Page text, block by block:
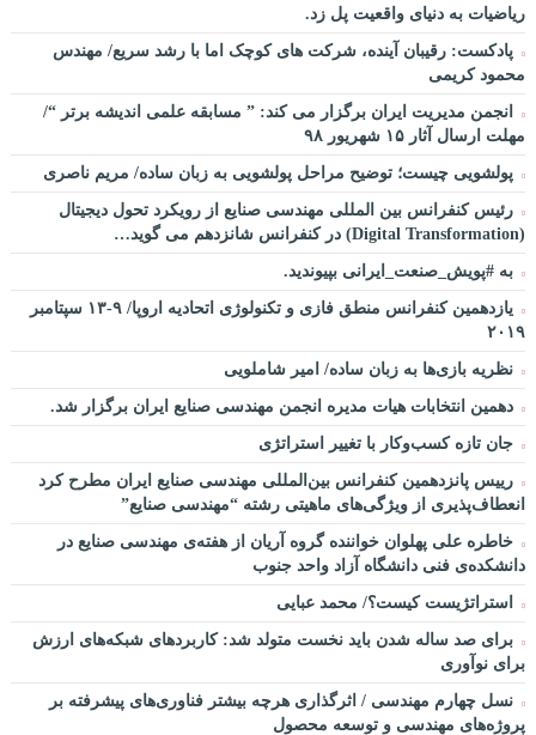
ریاضیات به دنیای واقعیت پل زد.
پادکست: رقیبان آینده، شرکت های کوچک اما با رشد سریع/ مهندس
محمود کریمی
انجمن مدیریت ایران برگزار می کند: ” مسابقه علمی اندیشه برتر “/
مهلت ارسال آثار ۱۵ شهریور ۹۸
پولشویی چیست؛ توضیح مراحل پولشویی به زبان ساده/ مریم ناصری
رئیس کنفرانس بین المللی مهندسی صنایع از رویکرد تحول دیجیتال
(Digital Transformation) در کنفرانس شانزدهم می گوید…
به #پویش_صنعت_ایرانی بپیوندید.
یازدهمین کنفرانس منطق فازی و تکنولوژی اتحادیه اروپا/ ۹-۱۳ سپتامبر
۲۰۱۹
نظریه بازی‌ها به زبان ساده/ امیر شاملویی
دهمین انتخابات هیات مدیره انجمن مهندسی صنایع ایران برگزار شد.
جان تازه کسب‌وکار با تغییر استراتژی
رییس پانزدهمین کنفرانس بین‌المللی مهندسی صنایع ایران مطرح کرد
انعطاف‌پذیری از ویژگی‌های ماهیتی رشته “مهندسی صنایع”
خاطره علی پهلوان خواننده گروه آریان از هفته‌ی مهندسی صنایع در
دانشکده‌ی فنی دانشگاه آزاد واحد جنوب
استراتژیست کیست؟‬/ محمد عبایی
برای صد ساله شدن باید نخست متولد شد: کاربردهای شبکه‌های ارزش
برای نوآوری
نسل چهارم مهندسی / اثرگذاری هرچه بیشتر فناوری‌های پیشرفته بر
پروژه‌های مهندسی و توسعه محصول